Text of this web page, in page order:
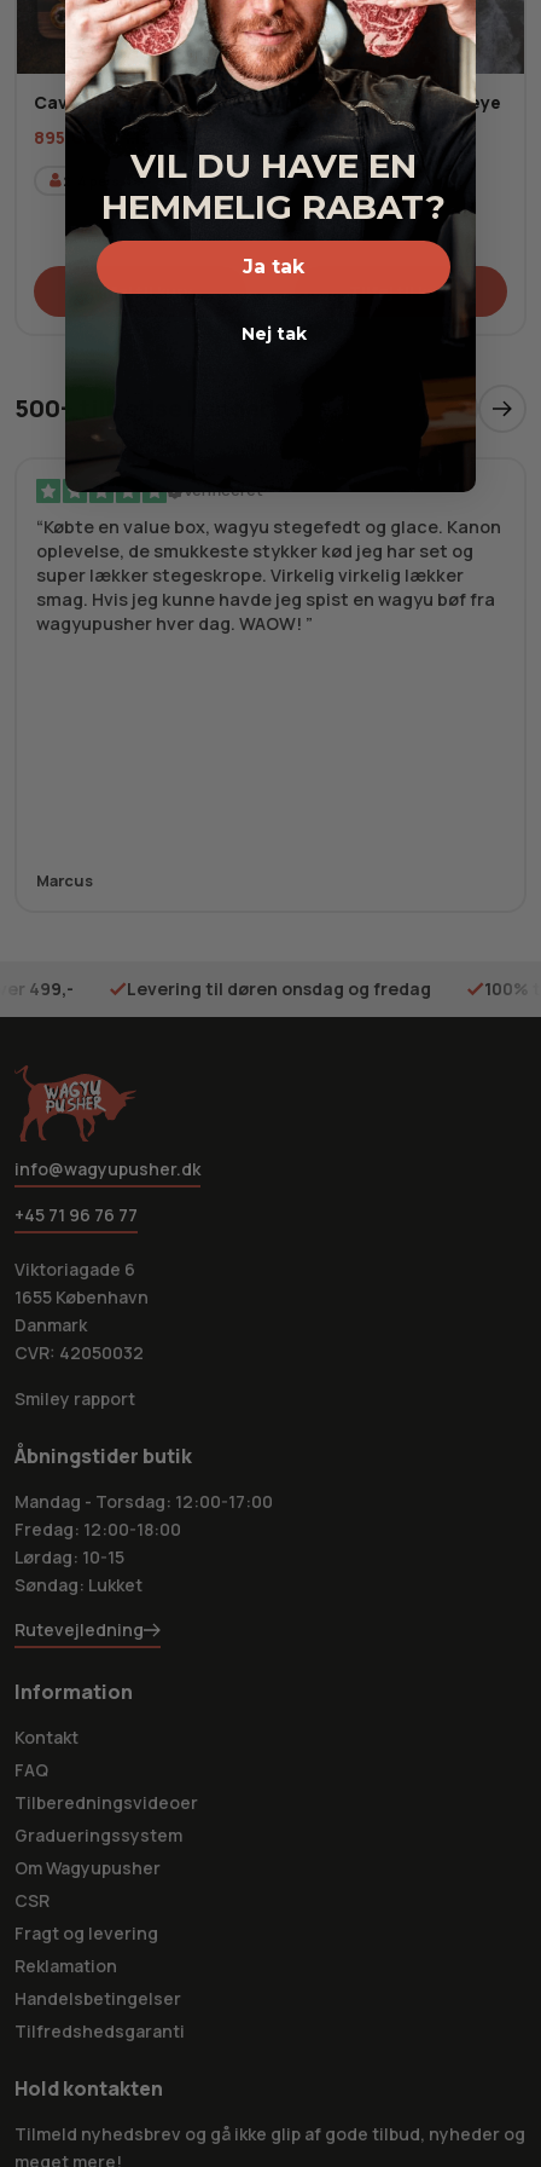
Caviarsmagning
895,00
1.120,00
2-4
Tilføj til kurv
Australsk Wagyu Ribeye
MBS 6-7
Fra 614,00kr.
AU Fersk
Tilføj til kurv
500+ tilfredse kunder
Verificeret
Købte en value box, wagyu stegefedt og glace. Kanon
oplevelse, de smukkeste stykker kød jeg har set og
super lækker stegeskrope. Virkelig virkelig lækker
smag. Hvis jeg kunne havde jeg spist en wagyu bøf fra
wagyupusher hver dag. WAOW!
Marcus
499,- Levering til døren onsdag og fredag 100%
info@wagyupusher.dk
+45 71 96 76 77
Viktoriagade 6
1655 København
Danmark
CVR: 42050032
Smiley rapport
Åbningstider butik
Mandag - Torsdag: 12:00-17:00
Fredag: 12:00-18:00
Lørdag: 10-15
Søndag: Lukket
Rutevejledning
Information
Kontakt
FAQ
Tilberedningsvideoer
Gradueringssystem
Om Wagyupusher
CSR
Fragt og levering
Reklamation
Handelsbetingelser
Tilfredshedsgaranti
Hold kontakten
Tilmeld nyhedsbrev og gå ikke glip af gode tilbud, nyheder og
meget mere!
VIL DU HAVE EN
HEMMELIG RABAT?
Ja tak
Nej tak